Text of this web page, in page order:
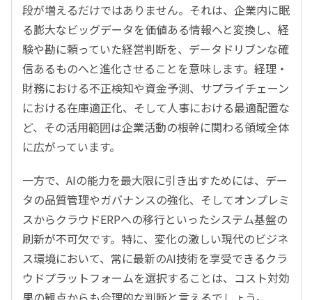
段が増えるだけではありません。それは、企業内に眠
る膨大なビッグデータを価値ある情報へと変換し、経
験や勘に頼っていた経営判断を、データドリブンな確
信あるものへと進化させることを意味します。経理・
財務における不正検知や資金予測、サプライチェーン
における在庫適正化、そして人事における最適配置な
ど、その活用範囲は企業活動の根幹に関わる領域全体
に広がっています。
一方で、AIの能力を最大限に引き出すためには、デー
タの品質管理やガバナンスの強化、そしてオンプレミ
スからクラウドERPへの移行といったシステム基盤の
刷新が不可欠です。特に、変化の激しい現代のビジネ
ス環境において、常に最新のAI技術を享受できるクラ
ウドプラットフォームを選択することは、コスト対効